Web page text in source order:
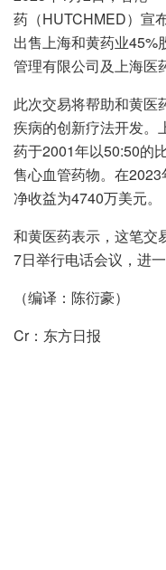
药（HUTCHMED）宣
出售上海和黄药业45%
管理有限公司及上海医
此次交易将帮助和黄医
疾病的创新疗法开发。
药于2001年以50:50的
售心血管药物。在
净收益为4740万美元。
和黄医药表示，这笔交
7日举行电话会议，进一
（编译：陈衍豪）
Cr：东方日报